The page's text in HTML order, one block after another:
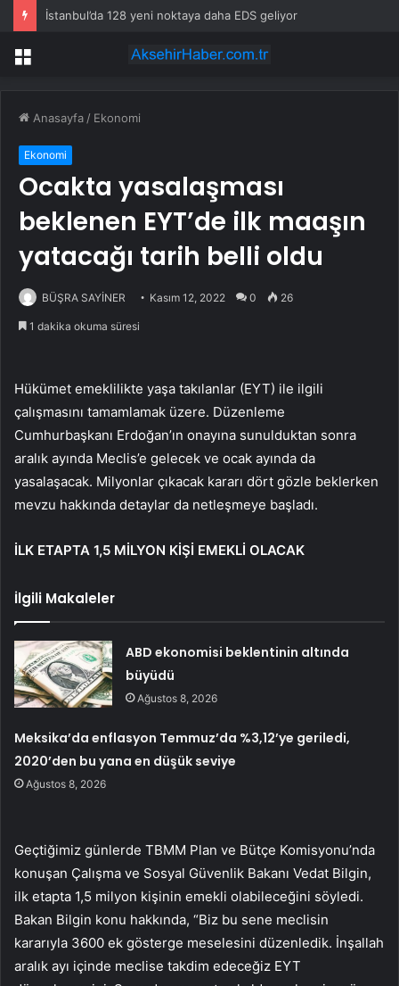
İstanbul’da 128 yeni noktaya daha EDS geliyor
Menü
Anasayfa / Ekonomi
Ekonomi
Ocakta yasalaşması
beklenen EYT’de ilk maaşın
yatacağı tarih belli oldu
BÜŞRA SAYİNER Kasım 12, 2022 0 26
1 dakika okuma süresi
Hükümet emeklilikte yaşa takılanlar (EYT) ile ilgili
çalışmasını tamamlamak üzere. Düzenleme
Cumhurbaşkanı Erdoğan’ın onayına sunulduktan sonra
aralık ayında Meclis’e gelecek ve ocak ayında da
yasalaşacak. Milyonlar çıkacak kararı dört gözle beklerken
mevzu hakkında detaylar da netleşmeye başladı.
İLK ETAPTA 1,5 MİLYON KİŞİ EMEKLİ OLACAK
İlgili Makaleler
ABD ekonomisi beklentinin altında
büyüdü
Ağustos 8, 2026
Meksika’da enflasyon Temmuz’da %3,12’ye geriledi,
2020’den bu yana en düşük seviye
Ağustos 8, 2026
Geçtiğimiz günlerde TBMM Plan ve Bütçe Komisyonu’nda
konuşan Çalışma ve Sosyal Güvenlik Bakanı Vedat Bilgin,
ilk etapta 1,5 milyon kişinin emekli olabileceğini söyledi.
Bakan Bilgin konu hakkında, “Biz bu sene meclisin
kararıyla 3600 ek gösterge meselesini düzenledik. İnşallah
aralık ayı içinde meclise takdim edeceğiz EYT